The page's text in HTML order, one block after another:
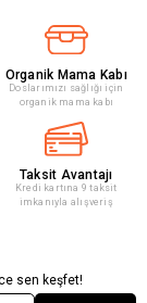
Organik Mama Kabı
Doslarımızı sağlığı için
organik mama kabı
Taksit Avantajı
Kredi kartına 9 taksit
imkanıyla alışveriş
sen keşfet!